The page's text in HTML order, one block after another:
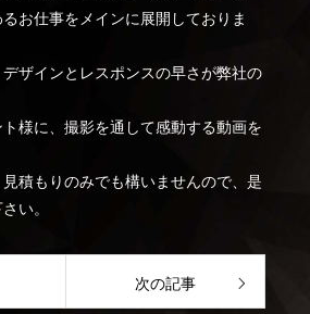
お仕事をメインに展開しておりま
ザインとレスポンスの早さが弊社の
様に、撮影を通して感動する動画を
積もりのみでも構いませんので、是
い。
次の記事